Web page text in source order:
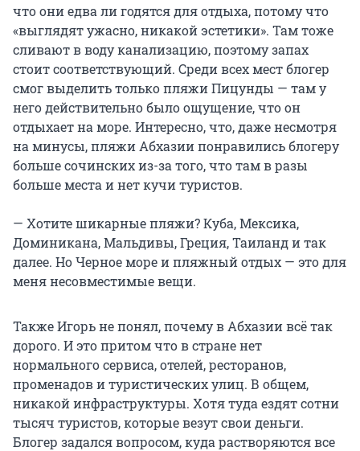
что они едва ли годятся для отдыха, потому что
«выглядят ужасно, никакой эстетики». Там тоже
сливают в воду канализацию, поэтому запах
стоит соответствующий. Среди всех мест блогер
смог выделить только пляжи Пицунды — там у
него действительно было ощущение, что он
отдыхает на море. Интересно, что, даже несмотря
на минусы, пляжи Абхазии понравились блогеру
больше сочинских из-за того, что там в разы
больше места и нет кучи туристов.
— Хотите шикарные пляжи? Куба, Мексика,
Доминикана, Мальдивы, Греция, Таиланд и так
далее. Но Черное море и пляжный отдых — это для
меня несовместимые вещи.
Также Игорь не понял, почему в Абхазии всё так
дорого. И это притом что в стране нет
нормального сервиса, отелей, ресторанов,
променадов и туристических улиц. В общем,
никакой инфраструктуры. Хотя туда ездят сотни
тысяч туристов, которые везут свои деньги.
Блогер задался вопросом, куда растворяются все